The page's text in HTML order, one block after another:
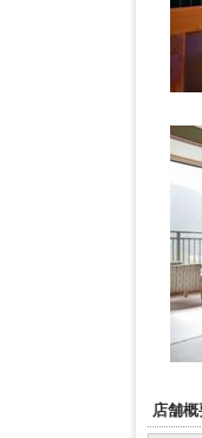
店舗概